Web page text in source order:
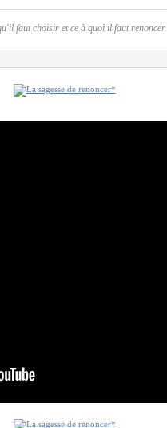
faut choisir et ce à quoi il faut renoncer.